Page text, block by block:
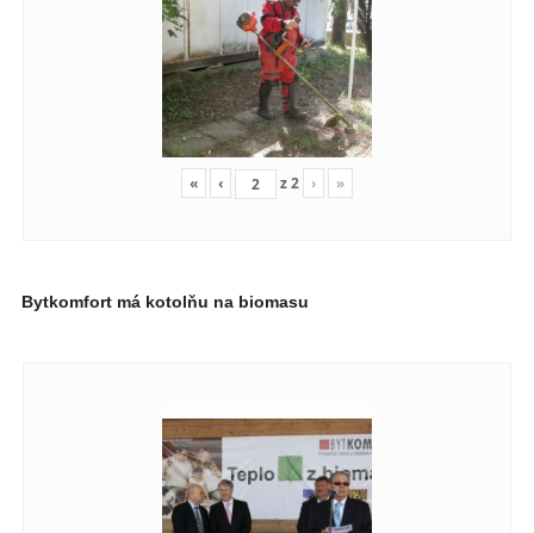
« ‹ z2 › »
Bytkomfort má kotolňu na biomasu